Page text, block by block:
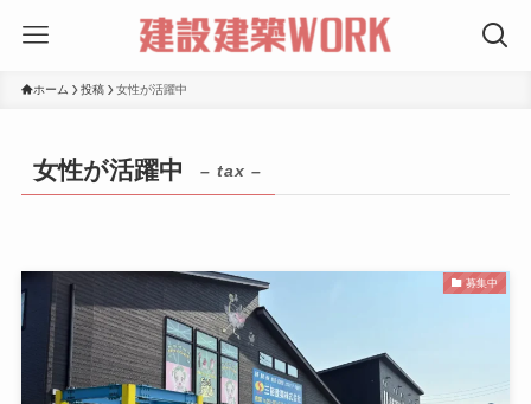
ホーム 投稿 女性が活躍中
女性が活躍中 – tax –
募集中